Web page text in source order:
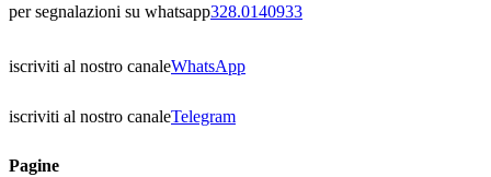
per segnalazioni su whatsapp328.0140933
iscriviti al nostro canaleWhatsApp
iscriviti al nostro canaleTelegram
Pagine